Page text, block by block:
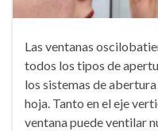
Las ventanas
todos los tipos de
los sistemas de
hoja. Tanto en el eje
ventana puede ventilar